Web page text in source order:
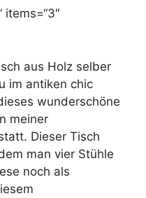
items=“3″
aus Holz selber
im antiken chic
wunderschöne
meiner
Dieser Tisch
man vier Stühle
noch als